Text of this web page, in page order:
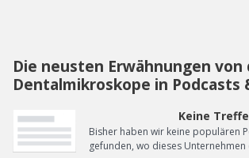
Die neusten Erwähnungen von
Dentalmikroskope in Podcasts
Keine
Bisher haben wir keine populären
gefunden, wo dieses